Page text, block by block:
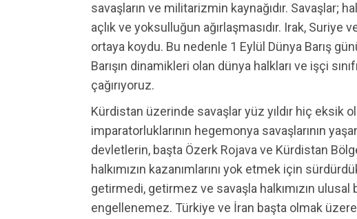
savaşların ve militarizmin kaynağıdır. Savaşlar;
açlık ve yoksulluğun ağırlaşmasıdır. Irak, Suriye
ortaya koydu. Bu nedenle 1 Eylül Dünya Barış
Barışın dinamikleri olan dünya halkları ve işçi
çağırıyoruz.
Kürdistan üzerinde savaşlar yüz yıldır hiç eksik
imparatorluklarının hegemonya savaşlarının
devletlerin, başta Özerk Rojava ve Kürdistan
halkımızın kazanımlarını yok etmek için
getirmedi, getirmez ve savaşla halkımızın ulusal
engellenemez. Türkiye ve İran başta olmak